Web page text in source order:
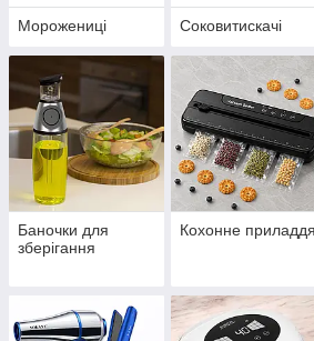
Морожениці Соковитискачі
Баночки для
зберігання
Кохонне приладдя